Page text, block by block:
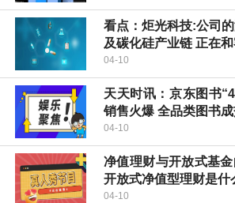
看点：炬光科技:公司
及碳化硅产业链 正在
04-10
天天时讯：京东图书
销售火爆 全品类图书
04-10
净值理财与开放式基
开放式净值型理财是什
04-10